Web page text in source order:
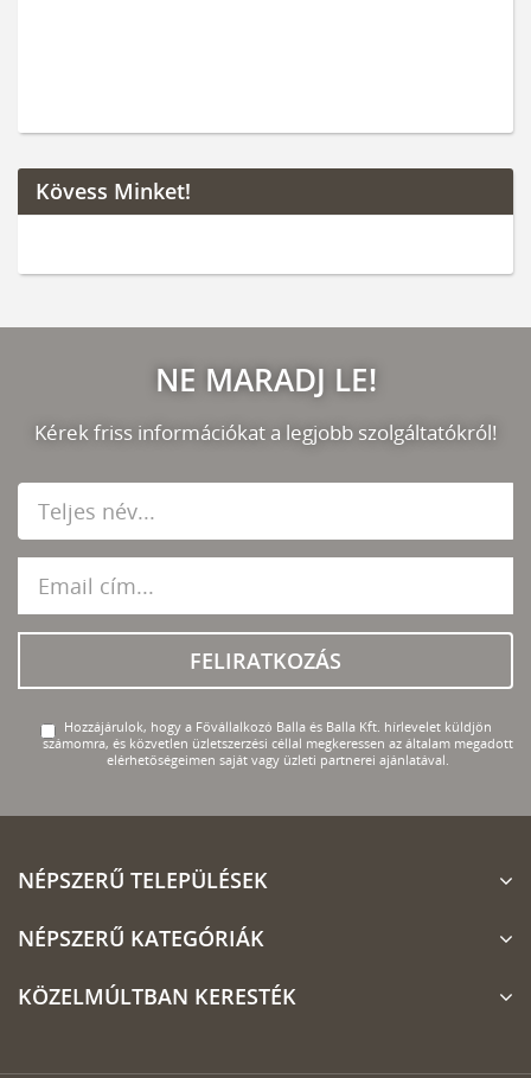
Kövess Minket!
NE MARADJ LE!
Kérek friss információkat a legjobb szolgáltatókról!
FELIRATKOZÁS
Hozzájárulok, hogy a Fővállalkozó Balla és Balla Kft. hírlevelet küldjön
számomra, és közvetlen üzletszerzési céllal megkeressen az általam megadott
elérhetőségeimen saját vagy üzleti partnerei ajánlatával.
NÉPSZERŰ TELEPÜLÉSEK
NÉPSZERŰ KATEGÓRIÁK
KÖZELMÚLTBAN KERESTÉK